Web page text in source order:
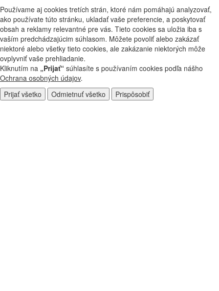
Používame aj cookies tretích strán, ktoré nám pomáhajú analyzovať,
ako používate túto stránku, ukladať vaše preferencie, a poskytovať
obsah a reklamy relevantné pre vás. Tieto cookies sa uložia iba s
vaším predchádzajúcim súhlasom. Môžete povoliť alebo zakázať
niektoré alebo všetky tieto cookies, ale zakázanie niektorých môže
ovplyvniť vaše prehliadanie.
Kliknutím na „Prijať“ súhlasíte s používaním cookies podľa nášho
Ochrana osobných údajov.
Prijať všetko
Odmietnuť všetko Prispôsobiť